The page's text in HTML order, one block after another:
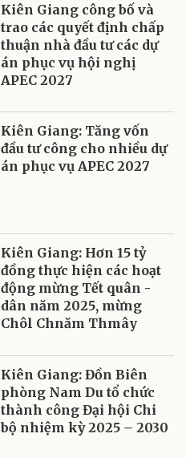
Kiên Giang công bố và
trao các quyết định chấp
thuận nhà đầu tư các dự
án phục vụ hội nghị
APEC 2027
Kiên Giang: Tăng vốn
đầu tư công cho nhiều dự
án phục vụ APEC 2027
Kiên Giang: Hơn 15 tỷ
đồng thực hiện các hoạt
động mừng Tết quân -
dân năm 2025, mừng
Chôl Chnăm Thmây
Kiên Giang: Đồn Biên
phòng Nam Du tổ chức
thành công Đại hội Chi
bộ nhiệm kỳ 2025 – 2030